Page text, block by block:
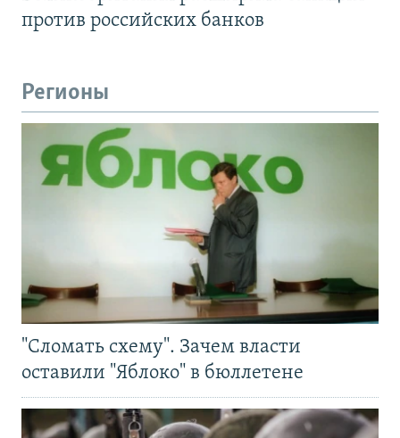
против российских банков
Регионы
"Сломать схему". Зачем власти
оставили "Яблоко" в бюллетене